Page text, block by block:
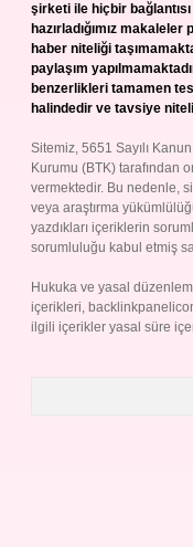
şirketi ile hiçbir
hazırladığımız
haber niteliği
paylaşım
benzerlikleri tamamen
halindedir ve tavsiye
Sitemiz, 5651 Sayılı
Kurumu (BTK) tarafından
vermektedir. Bu nedenle,
veya araştırma
yazdıkları içeriklerin
sorumluluğu kabul etmiş
Hukuka ve yasal
içerikleri,
ilgili içerikler yasal süre